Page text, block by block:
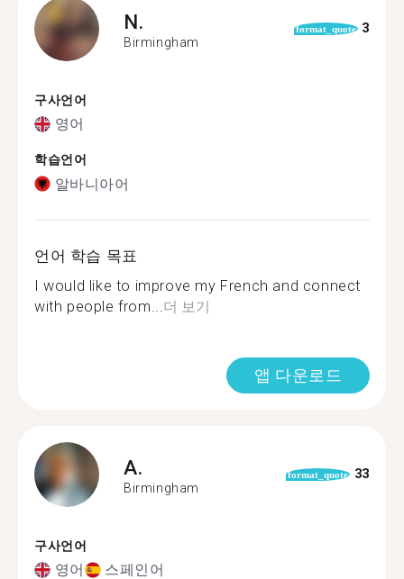
N.
Birmingham
format_quote 3
구사언어
영어
학습언어
알바니아어
언어 학습 목표
I would like to improve my French and connect
with people from... 더 보기
앱 다운로드
A.
Birmingham
format_quote 33
구사언어
영어 스페인어